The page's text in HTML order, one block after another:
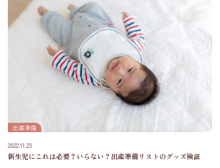
出産準備
2022.11.23
新生児にこれは必要？いらない？出産準備リストのグッズ検証